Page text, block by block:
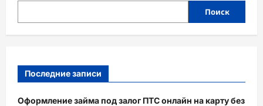
Поиск
Последние записи
Оформление займа под залог ПТС онлайн на карту без